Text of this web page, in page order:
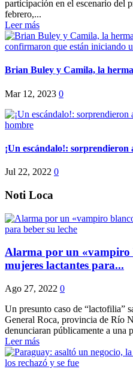
participación en el escenario del
febrero,...
Leer más
Brian Buley y Camila, la
Mar 12, 2023 0
¡Un escándalo!: sorprendieron
Jul 22, 2022 0
Noti Loca
Alarma por un «vampiro
mujeres lactantes para...
Ago 27, 2022 0
Un presunto caso de “lactofilia”
General Roca, provincia de Río
denunciaran públicamente a una
Leer más